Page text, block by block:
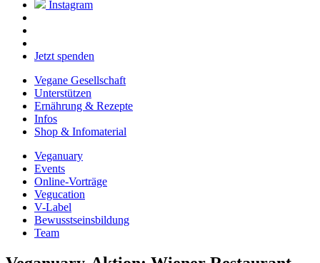
Instagram
Jetzt spenden
Vegane Gesellschaft
Unterstützen
Ernährung & Rezepte
Infos
Shop & Infomaterial
Veganuary
Events
Online-Vorträge
Vegucation
V-Label
Bewusstseinsbildung
Team